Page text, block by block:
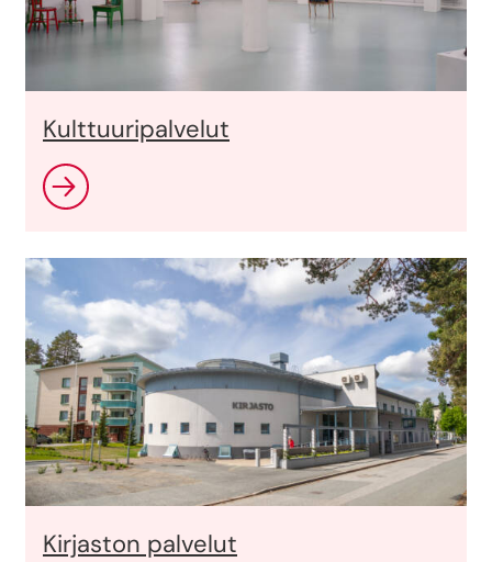
Kulttuuripalvelut
Kirjaston palvelut